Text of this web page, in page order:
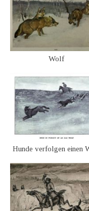
Wolf
Hunde verfolgen einen